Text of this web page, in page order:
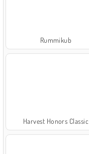
Rummikub
Harvest Honors Classic